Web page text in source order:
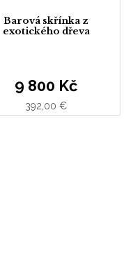
Barová skřínka z
exotického dřeva
9 800 Kč
392,00 €